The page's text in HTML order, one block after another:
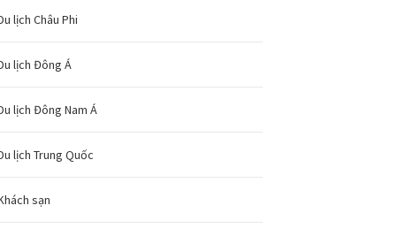
lịch Châu Phi
lịch Đông Á
lịch Đông Nam Á
lịch Trung Quốc
sạn